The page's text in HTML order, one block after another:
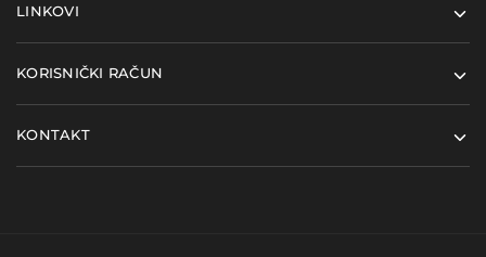
LINKOVI
KORISNIČKI RAČUN
KONTAKT